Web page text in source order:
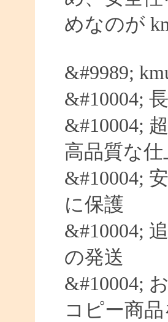
めなのが
&#9989;
&#10004;
&#10004;
高品質な仕
&#10004;
に保護
&#10004;
の発送
&#10004;
コピー商